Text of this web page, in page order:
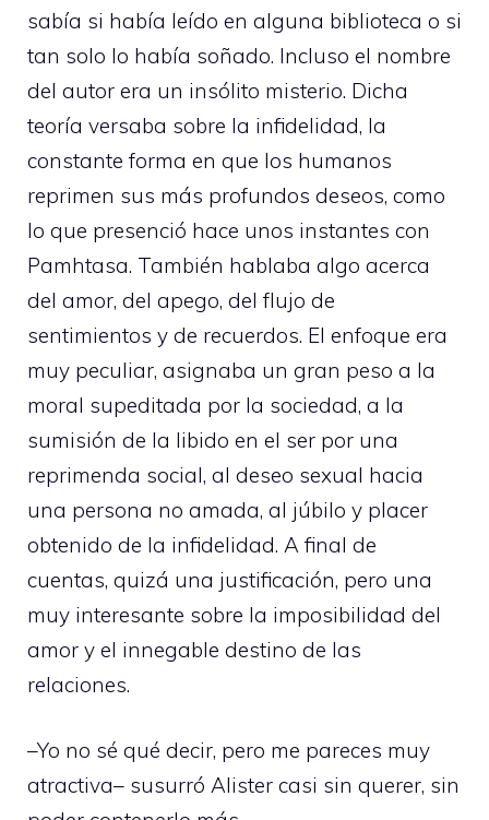
sabía si había leído en alguna biblioteca o si
tan solo lo había soñado. Incluso el nombre
del autor era un insólito misterio. Dicha
teoría versaba sobre la infidelidad, la
constante forma en que los humanos
reprimen sus más profundos deseos, como
lo que presenció hace unos instantes con
Pamhtasa. También hablaba algo acerca
del amor, del apego, del flujo de
sentimientos y de recuerdos. El enfoque era
muy peculiar, asignaba un gran peso a la
moral supeditada por la sociedad, a la
sumisión de la libido en el ser por una
reprimenda social, al deseo sexual hacia
una persona no amada, al júbilo y placer
obtenido de la infidelidad. A final de
cuentas, quizá una justificación, pero una
muy interesante sobre la imposibilidad del
amor y el innegable destino de las
relaciones.
–Yo no sé qué decir, pero me pareces muy
atractiva– susurró Alister casi sin querer, sin